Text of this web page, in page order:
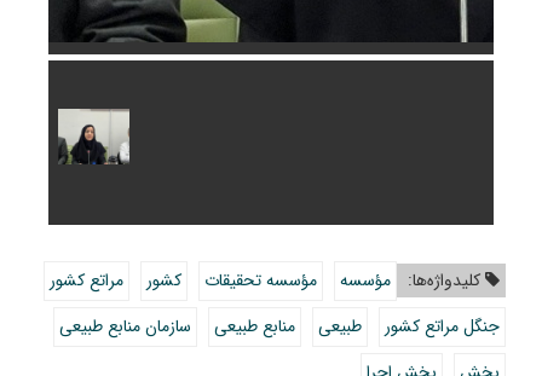
کلیدواژه‌ها: مؤسسه مؤسسه تحقیقات کشور
مراتع کشور
جنگل مراتع کشور
طبیعی منابع طبیعی
سازمان منابع طبیعی